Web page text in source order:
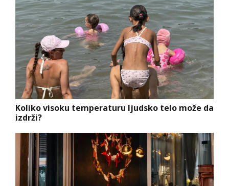
Koliko visoku temperaturu ljudsko telo može da
izdrži?